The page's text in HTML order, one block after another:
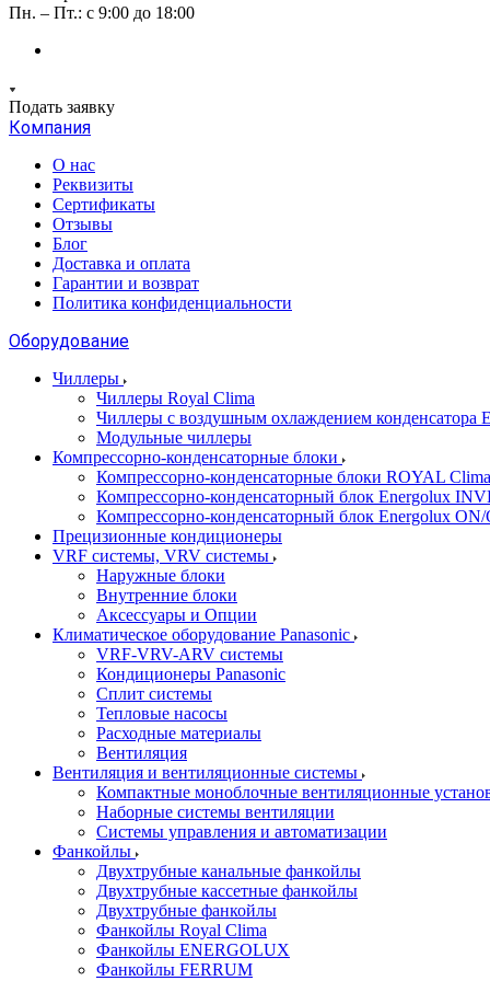
Пн. – Пт.: с 9:00 до 18:00
Подать заявку
Компания
О нас
Реквизиты
Сертификаты
Отзывы
Блог
Доставка и оплата
Гарантии и возврат
Политика конфиденциальности
Оборудование
Чиллеры
Чиллеры Royal Clima
Чиллеры с воздушным охлаждением конденсатора
Модульные чиллеры
Компрессорно-конденсаторные блоки
Компрессорно-конденсаторные блоки ROYAL Clima
Компрессорно-конденсаторный блок Energolux
Компрессорно-конденсаторный блок Energolux ON/
Прецизионные кондиционеры
VRF системы, VRV системы
Наружные блоки
Внутренние блоки
Аксессуары и Опции
Климатическое оборудование Panasonic
VRF-VRV-ARV системы
Кондиционеры Panasonic
Сплит системы
Тепловые насосы
Расходные материалы
Вентиляция
Вентиляция и вентиляционные системы
Компактные моноблочные вентиляционные
Наборные системы вентиляции
Системы управления и автоматизации
Фанкойлы
Двухтрубные канальные фанкойлы
Двухтрубные кассетные фанкойлы
Двухтрубные фанкойлы
Фанкойлы Royal Clima
Фанкойлы ENERGOLUX
Фанкойлы FERRUM